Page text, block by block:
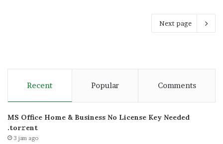
Next page
Recent Popular Comments
MS Office Home & Business No License Key Needed
.tоr𝚛еnt
3 jam ago